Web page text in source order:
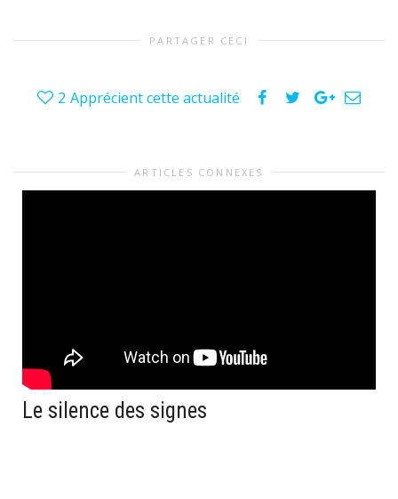
PARTAGER CECI
2 Apprécient cette actualité
ARTICLES CONNEXES
Le silence des signes